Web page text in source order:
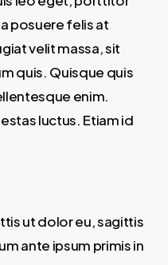
posuere felis at
velit massa, sit
quis. Quisque quis
enim.
luctus. Etiam id
ut dolor eu, sagittis
ante ipsum primis in